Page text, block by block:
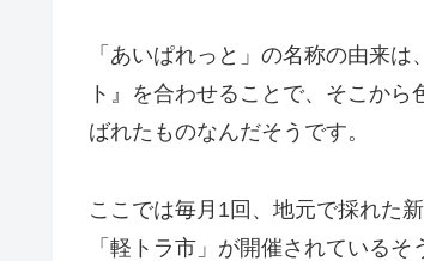
「あいぱれっと」の名称の由来
ト』を合わせることで、そこか
ばれたものなんだそうです。
ここでは毎月1回、地元で採れた
「軽トラ市」が開催されている